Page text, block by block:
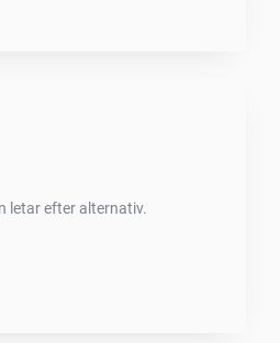
letar efter alternativ.